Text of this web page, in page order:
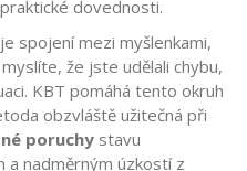
dovednosti.
spojení mezi myšlenkami,
že jste udělali chybu,
KBT pomáhá tento okruh
obzvláště užitečná při
poruchy stavu
a nadměrným úzkostí z